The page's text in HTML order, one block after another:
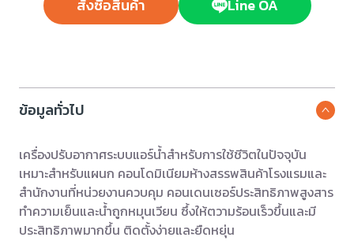
สั่งซื้อสินค้า Line OA
ข้อมูลทั่วไป
เครื่องปรับอากาศระบบแอร์น้ำสำหรับการใช้ชีวิตในปัจจุบัน
เหมาะสำหรับแผนก คอนโดมิเนียมห้างสรรพสินค้าโรงแรมและ
สำนักงานที่หน่วยงานควบคุม คอนเดนเซอร์ประสิทธิภาพสูงสาร
ทำความเย็นและน้ำถูกหมุนเวียน ซึ้งให้ตวามร้อนเร็วขึ้นและมี
ประสิทธิภาพมากขึ้น ติดตั้งง่ายและยืดหยุ่น